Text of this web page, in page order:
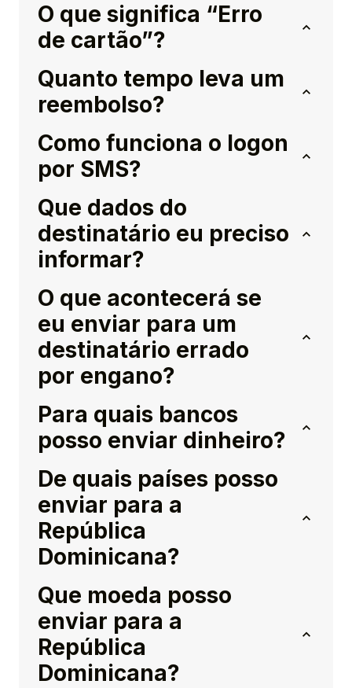
O que significa “Erro
de cartão”?
Quanto tempo leva um
reembolso?
Como funciona o logon
por SMS?
Que dados do
destinatário eu preciso
informar?
O que acontecerá se
eu enviar para um
destinatário errado
por engano?
Para quais bancos
posso enviar dinheiro?
De quais países posso
enviar para a
República
Dominicana?
Que moeda posso
enviar para a
República
Dominicana?